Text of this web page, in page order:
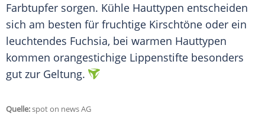
Farbtupfer sorgen. Kühle Hauttypen entscheiden
sich am besten für fruchtige Kirschtöne oder ein
leuchtendes Fuchsia, bei warmen Hauttypen
kommen orangestichige Lippenstifte besonders
gut zur Geltung.
Quelle:spot on news AG